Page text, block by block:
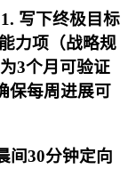
写下终极目标
力项（战略规
3个月可验证
保每周进展可
间30分钟定向